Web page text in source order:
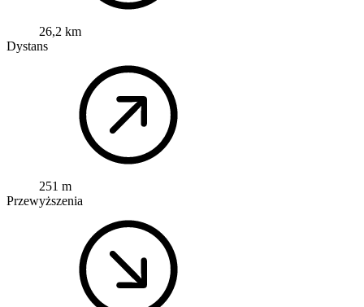
26,2 km
Dystans
251 m
Przewyższenia